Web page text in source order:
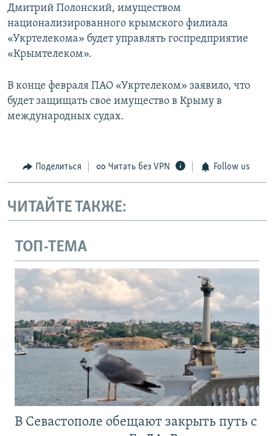
Дмитрий Полонский, имуществом
национализированного крымского филиала
«Укртелекома» будет управлять госпредприятие
«Крымтелеком».
В конце февраля ПАО «Укртелеком» заявило, что
будет защищать свое имущество в Крыму в
международных судах.
Поделиться Читать без VPN Follow us
ЧИТАЙТЕ ТАКЖЕ:
ТОП-ТЕМА
В Севастополе обещают закрыть путь с